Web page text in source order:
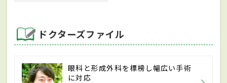
ドクターズファイル
眼科と形成外科を標榜し幅広い手術
に対応